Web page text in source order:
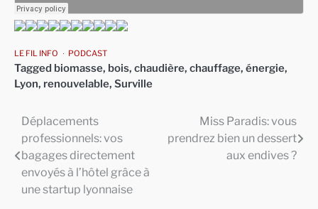
LE FIL INFO PODCAST
Tagged biomasse, bois, chaudière, chauffage, énergie,
Lyon, renouvelable, Surville
Navigation
de
l’article
Déplacements
professionnels: vos
bagages directement
envoyés à l’hôtel grâce à
une startup lyonnaise
Miss Paradis: vous
prendrez bien un dessert
aux endives ?